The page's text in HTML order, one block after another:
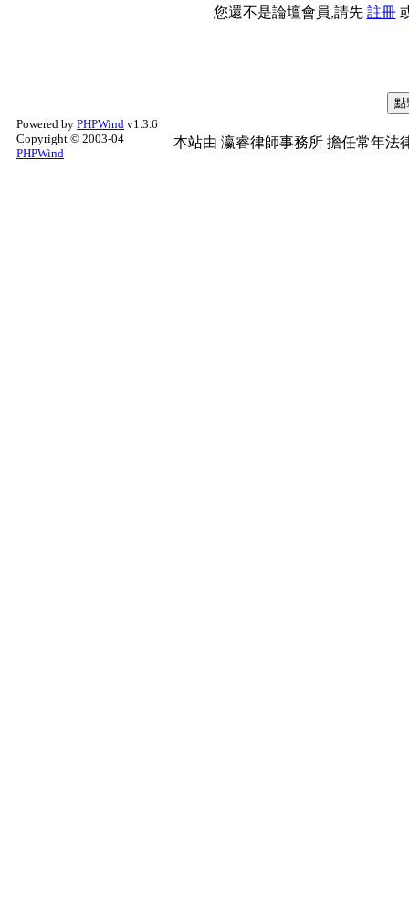
您還不是論壇會員,請先 註冊
Powered by PHPWind v1.3.6
Copyright © 2003-04
PHPWind
本站由 瀛睿律師事務所 擔任常年法